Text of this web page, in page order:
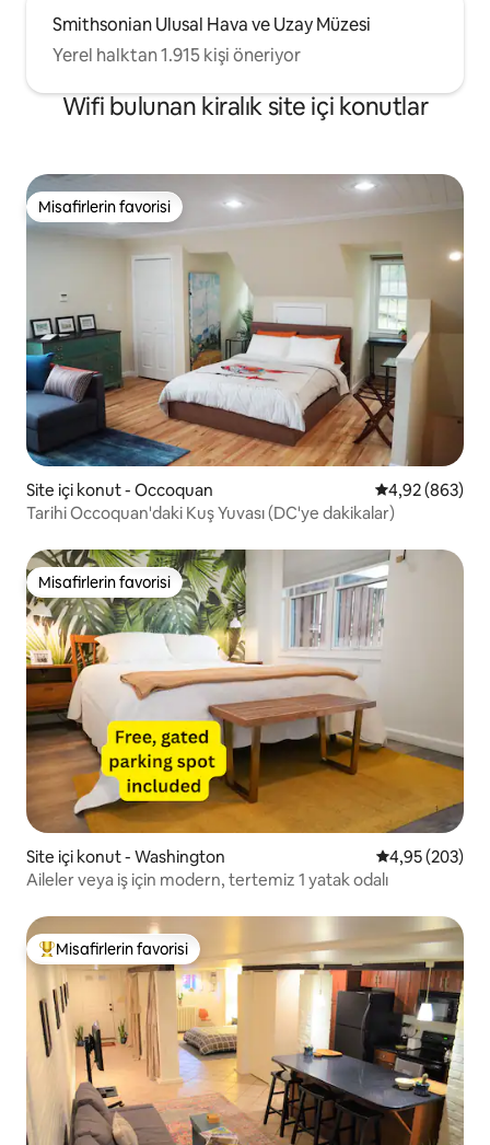
Smithsonian Ulusal Hava ve Uzay Müzesi
Yerel halktan 1.915 kişi öneriyor
Wifi bulunan kiralık site içi konutlar
Misafirlerin favorisi
Misafirlerin favorisi
Site içi konut - Occoquan 5 üzerinden
4,92 (863)
Tarihi Occoquan'daki Kuş Yuvası (DC'ye dakikalar)
Misafirlerin favorisi
Misafirlerin favorisi
Site içi konut - Washington 5 üzerinden
4,95 (203)
Aileler veya iş için modern, tertemiz 1 yatak odalı
Misafirlerin favorilerinden en beğenilenler arasında
Misafirlerin favorisi